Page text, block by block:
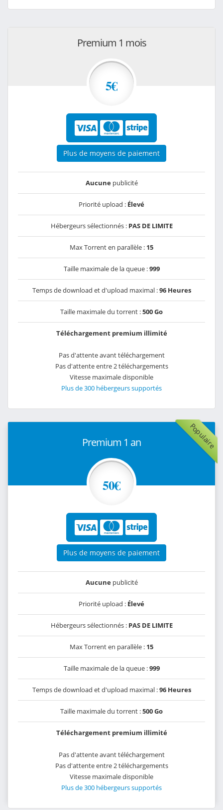
Premium 1 mois
5€
Plus de moyens de paiement
Aucunepublicité
Priorité upload : Élevé
Hébergeurs sélectionnés : PAS DE LIMITE
Max Torrent en parallèle : 15
Taille maximale de la queue :999
Temps de download et d'upload maximal :96 Heures
Taille maximale du torrent :500 Go
Téléchargement premium illimité
Pas d'attente avant téléchargement
Pas d'attente entre 2 téléchargements
Vitesse maximale disponible
Plus de 300 hébergeurs supportés
Populaire
Premium 1 an
50€
Plus de moyens de paiement
Aucunepublicité
Priorité upload : Élevé
Hébergeurs sélectionnés : PAS DE LIMITE
Max Torrent en parallèle : 15
Taille maximale de la queue :999
Temps de download et d'upload maximal :96 Heures
Taille maximale du torrent :500 Go
Téléchargement premium illimité
Pas d'attente avant téléchargement
Pas d'attente entre 2 téléchargements
Vitesse maximale disponible
Plus de 300 hébergeurs supportés